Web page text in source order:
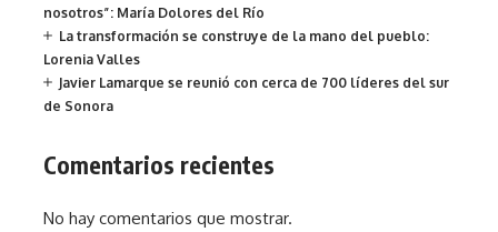
nosotros”: María Dolores del Río
La transformación se construye de la mano del pueblo:
Lorenia Valles
Javier Lamarque se reunió con cerca de 700 líderes del sur
de Sonora
Comentarios recientes
No hay comentarios que mostrar.